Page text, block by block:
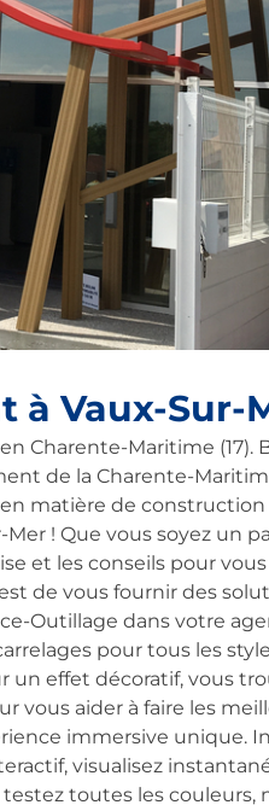
à Vaux-Sur-
Charente-Maritime (17).
de la Charente-
matière de
! Que vous soyez un
et les conseils pour
de vous fournir des
Outillage dans votre
pour tous les
un effet décoratif, vous
vous aider à faire les
immersive unique.
visualisez
toutes les couleurs,